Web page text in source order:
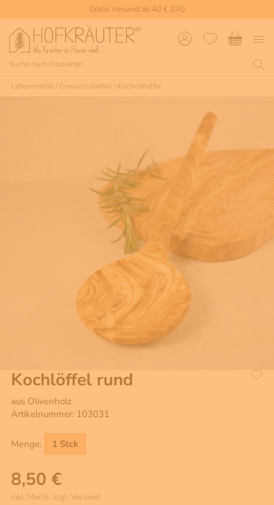
Gratis Versand ab 40 € (DE)
Lebensmittel / Gewürzzubehör/ Küchenhelfer
Kochlöffel rund
aus Olivenholz
Artikelnummer: 103031
Menge: 1 Stck
8,50 €
inkl. MwSt, zzgl. Versand